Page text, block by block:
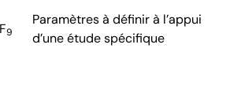
F9
Paramètres à définir à l’appui
d’une étude spécifique